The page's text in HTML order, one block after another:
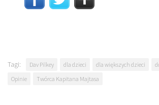
Tagi: Dav Pilkey dla dzieci dla większych dzieci
Opinie
Twórca Kapitana Majtasa